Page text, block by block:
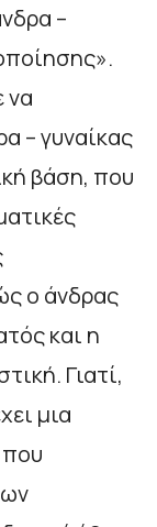
–
να
– γυναίκας
βάση, που
ο άνδρας
και η
Γιατί,
μια
που